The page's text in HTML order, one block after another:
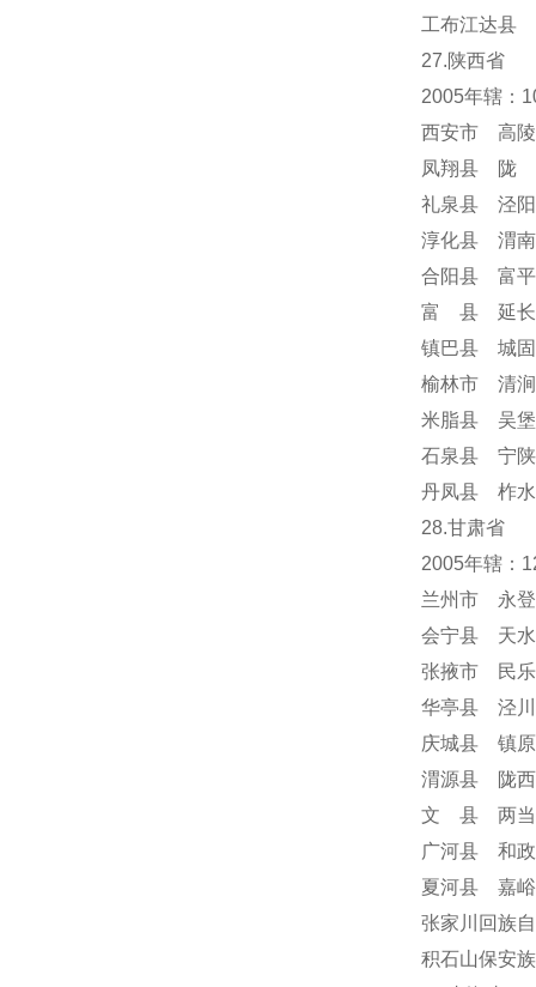
工布江达县
27.陕西省
2005年辖：
西安市 高
凤翔县 陇
礼泉县 泾
淳化县 渭
合阳县 富
富 县 延长
镇巴县 城
榆林市 清
米脂县 吴
石泉县 宁
丹凤县 柞
28.甘肃省
2005年辖：
兰州市 永
会宁县 天
张掖市 民
华亭县 泾
庆城县 镇
渭源县 陇
文 县 两
广河县 和
夏河县 嘉
张家川回族
积石山保安